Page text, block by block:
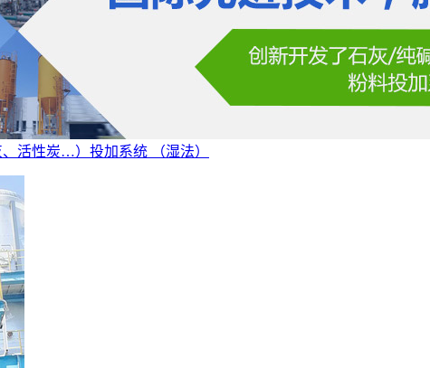
活性炭…）投加系统 （湿法）